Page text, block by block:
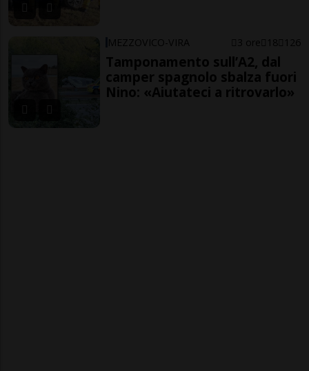
MEZZOVICO-VIRA 3 ore 18 126
Tamponamento sull’A2, dal
camper spagnolo sbalza fuori
Nino: «Aiutateci a ritrovarlo»